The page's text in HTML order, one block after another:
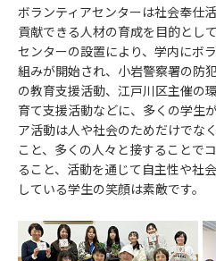
ボランティアセンターは社会奉仕
貢献できる人材の育成を目的とし
センターの設置により、学内にボ
組みが開始され、小岩警察署の防
の教育支援活動、江戸川区主催の
育て支援活動などに、多くの学生
ア活動は人や社会のためだけでな
こと、多くの人々と接することで
ること、活動を通じて自主性や社
している学生の笑顔は素敵です。